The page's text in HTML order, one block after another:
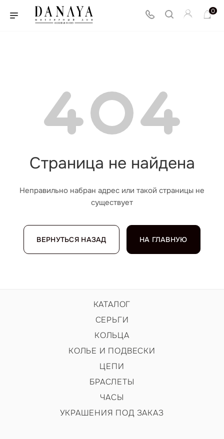
0
Страница не найдена
Неправильно набран адрес или такой страницы не
существует
ВЕРНУТЬСЯ НАЗАД НА ГЛАВНУЮ
КАТАЛОГ
СЕРЬГИ
КОЛЬЦА
КОЛЬЕ И ПОДВЕСКИ
ЦЕПИ
БРАСЛЕТЫ
ЧАСЫ
УКРАШЕНИЯ ПОД ЗАКАЗ